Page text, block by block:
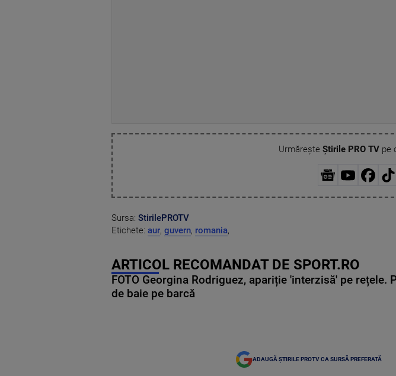
Urmărește Știrile PRO TVpe
Sursa: StirilePROTV
Etichete: aur, guvern, romania,
ARTICOL RECOMANDAT DE SPORT.RO
FOTO Georgina Rodriguez, apariție 'interzisă' pe
de baie pe barcă
ADAUGĂ ȘTIRILE PROTV CA SURSĂ PREFERATĂ